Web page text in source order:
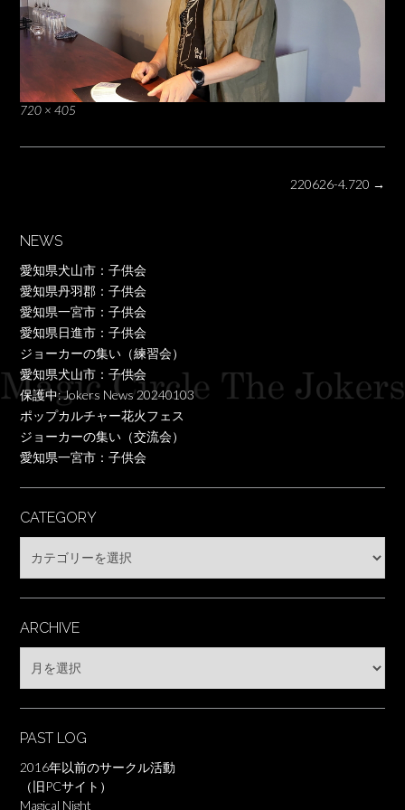
Full
720 × 405
220626-4.720 →
NEWS
愛知県犬山市：子供会
愛知県丹羽郡：子供会
愛知県一宮市：子供会
愛知県日進市：子供会
ジョーカーの集い（練習会）
愛知県犬山市：子供会
保護中: Jokers News 20240103
ポップカルチャー花火フェス
ジョーカーの集い（交流会）
愛知県一宮市：子供会
CATEGORY
ARCHIVE
PAST LOG
2016年以前のサークル活動
（旧PCサイト）
Magical Night